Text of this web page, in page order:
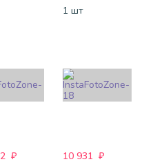
1 шт
₽
10 931 ₽